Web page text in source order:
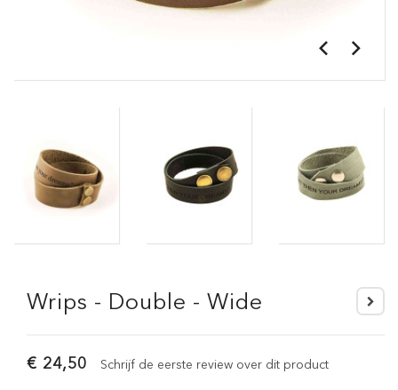
Wrips - Double - Wide
€ 24,50 Schrijf de eerste review over dit product